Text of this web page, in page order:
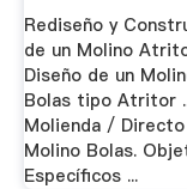
Rediseño y
de un Molino
Diseño de un
Bolas tipo Atritor
Molienda /
Molino Bolas.
Específicos ...